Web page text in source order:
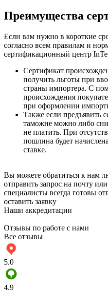
Преимущества
Если вам нужно в короткие
согласно всем правилам и
сертификационный центр
Сертификат
получить льготы при
страны импортера. С
происхождения
при оформлении
Также если предъявить
таможне можно либо
не платить. При
пошлина будет
ставке.
Вы можете обратиться к нам
отправить запрос на почту
специалисты всегда готовы
оставить заявку
Наши аккредитации
Отзывы по работе с нами
Все отзывы
5.0
4.9